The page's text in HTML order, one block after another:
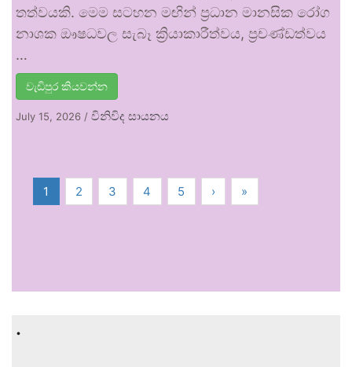
තත්වයකි. මෙම සටහන මඟින් ප්‍රධාන මානසික රෝග
නාශක ඖෂධවල සැබෑ ක්‍රියාකාරීත්වය, ප්‍රචණ්ඩත්වය
…
වැඩිපුර කියවන්න
July 15, 2026 / විනිවිද සායනය
1 2 3 4 5 › »
.